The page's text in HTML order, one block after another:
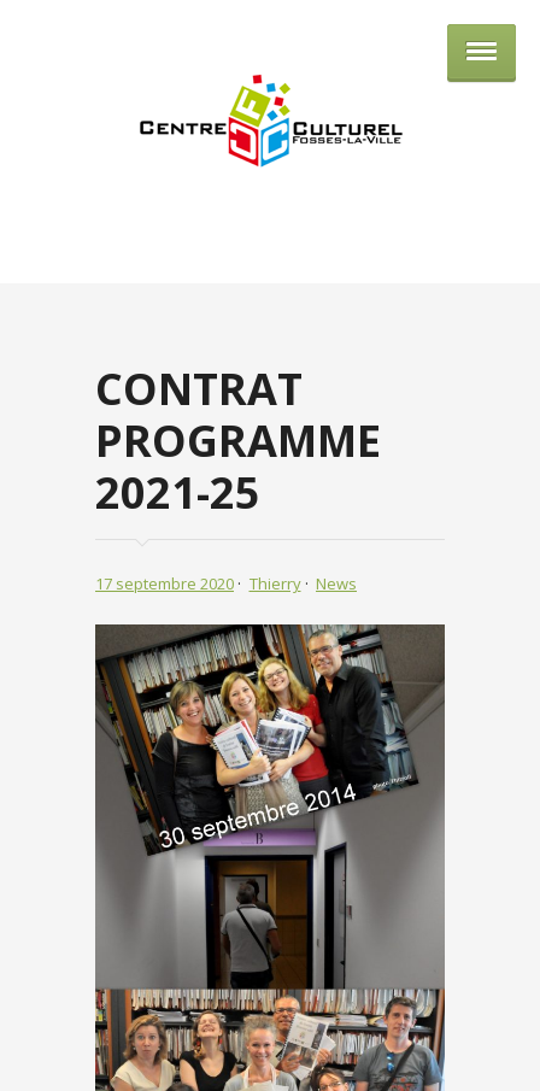
Centre culturel de Fosses-la-Ville
CONTRAT
PROGRAMME
2021-25
17 septembre 2020 Thierry News